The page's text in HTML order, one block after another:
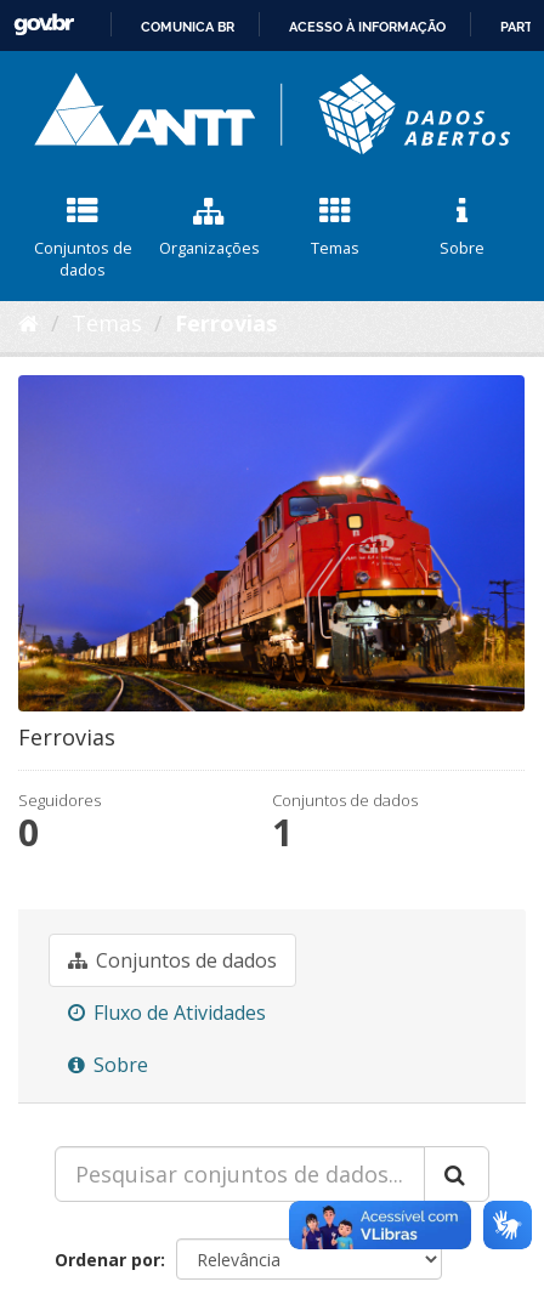
CONTEÚDO
COMUNICA BR ACESSO À INFORMAÇÃO
Conjuntos de
dados
Organizações Temas Sobre
Ferrovias
Seguidores
0
Conjuntos de dados
1
Conjuntos de dados
Fluxo de Atividades
Sobre
Ordenar por